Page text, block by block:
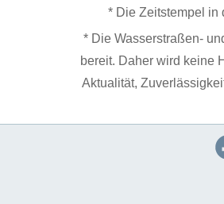
* Die Zeitstempel in
* Die Wasserstraßen-
bereit. Daher wird keine
Aktualität,